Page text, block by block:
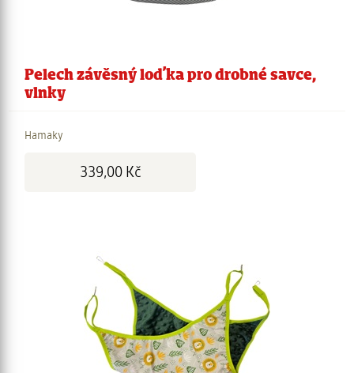
Pelech závěsný loďka pro drobné savce,
vlnky
Hamaky
339,00 Kč